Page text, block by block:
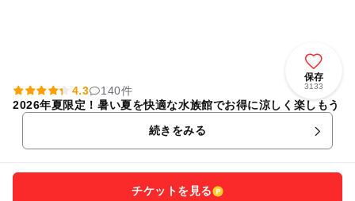
保存
3133
4.3
140件
2026年夏限定！暑い夏を快適な水族館でお得に涼しく楽しもう
続きをみる
チケットを見る